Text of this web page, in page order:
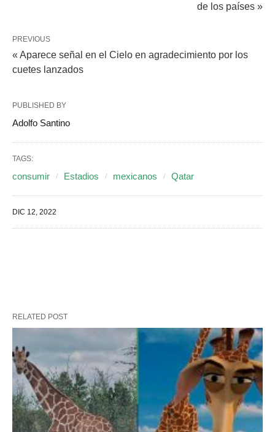
de los países »
PREVIOUS
« Aparece señal en el Cielo en agradecimiento por los
cuetes lanzados
PUBLISHED BY
Adolfo Santino
TAGS:
consumir Estadios mexicanos Qatar
DIC 12, 2022
RELATED POST